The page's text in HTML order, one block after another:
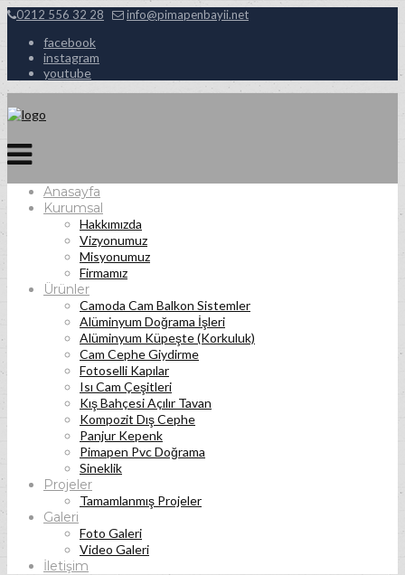
0212 556 32 28 info@pimapenbayii.net
facebook
instagram
youtube
Anasayfa
Kurumsal
Hakkımızda
Vizyonumuz
Misyonumuz
Firmamız
Ürünler
Camoda Cam Balkon Sistemler
Alüminyum Doğrama İşleri
Alüminyum Küpeşte (Korkuluk)
Cam Cephe Giydirme
Fotoselli Kapılar
Isı Cam Çeşitleri
Kış Bahçesi Açılır Tavan
Kompozit Dış Cephe
Panjur Kepenk
Pimapen Pvc Doğrama
Sineklik
Projeler
Tamamlanmış Projeler
Galeri
Foto Galeri
Video Galeri
İletişim